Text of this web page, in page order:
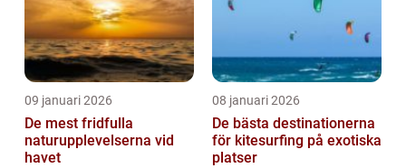
09 januari 2026
De mest fridfulla
naturupplevelserna vid
havet
08 januari 2026
De bästa destinationerna
för kitesurfing på exotiska
platser